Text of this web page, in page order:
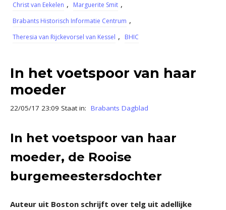
Christ van Eekelen , Marguerite Smit ,
Brabants Historisch Informatie Centrum ,
Theresia van Rijckevorsel van Kessel , BHIC
In het voetspoor van haar
moeder
22/05/17 23:09 Staat in: Brabants Dagblad
In het voetspoor van haar
moeder, de Rooise
burgemeestersdochter
Auteur uit Boston schrijft over telg uit adellijke